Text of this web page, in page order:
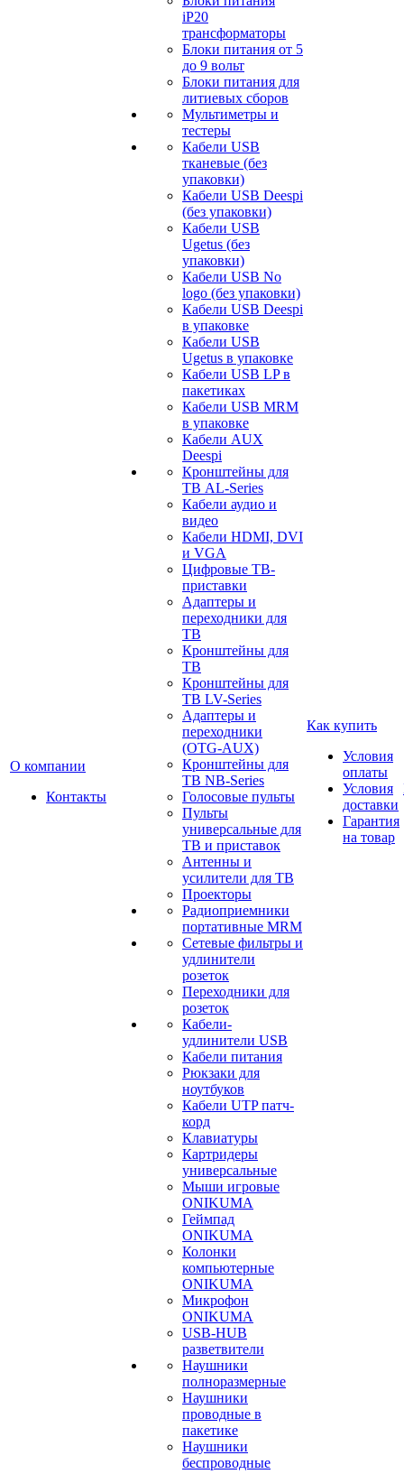
О компании
Контакты
iP20
трансформаторы
Блоки питания от 5
до 9 вольт
Блоки питания для
литиевых сборов
Мультиметры и
тестеры
Кабели USB
тканевые (без
упаковки)
Кабели USB Deespi
(без упаковки)
Кабели USB
Ugetus (без
упаковки)
Кабели USB No
logo (без упаковки)
Кабели USB Deespi
в упаковке
Кабели USB
Ugetus в упаковке
Кабели USB LP в
пакетиках
Кабели USB MRM
в упаковке
Кабели AUX
Deespi
Кронштейны для
ТВ AL-Series
Кабели аудио и
видео
Кабели HDMI, DVI
и VGA
Цифровые ТВ-
приставки
Адаптеры и
переходники для
ТВ
Кронштейны для
ТВ
Кронштейны для
ТВ LV-Series
Адаптеры и
переходники
(OTG-AUX)
Кронштейны для
ТВ NB-Series
Голосовые пульты
Пульты
универсальные для
ТВ и приставок
Антенны и
усилители для ТВ
Проекторы
Радиоприемники
портативные MRM
Сетевые фильтры и
удлинители
розеток
Переходники для
розеток
Кабели-
удлинители USB
Кабели питания
Рюкзаки для
ноутбуков
Кабели UTP патч-
корд
Клавиатуры
Картридеры
универсальные
Мыши игровые
ONIKUMA
Геймпад
ONIKUMA
Колонки
компьютерные
ONIKUMA
Микрофон
ONIKUMA
USB-HUB
разветвители
Наушники
полноразмерные
Наушники
проводные в
пакетике
Наушники
беспроводные
Как купить
Условия
оплаты
Условия
доставки
Гарантия
на товар